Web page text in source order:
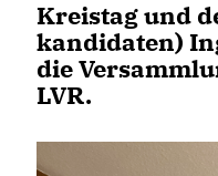
Kreistag und
kandidaten)
die
LVR.